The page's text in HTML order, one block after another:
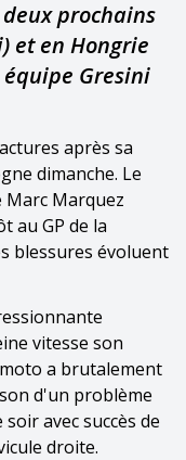
prochains
et en Hongrie
Gresini
après sa
dimanche. Le
Marc Marquez
au GP de la
blessures évoluent
vitesse son
a brutalement
d'un problème
avec succès de
droite.